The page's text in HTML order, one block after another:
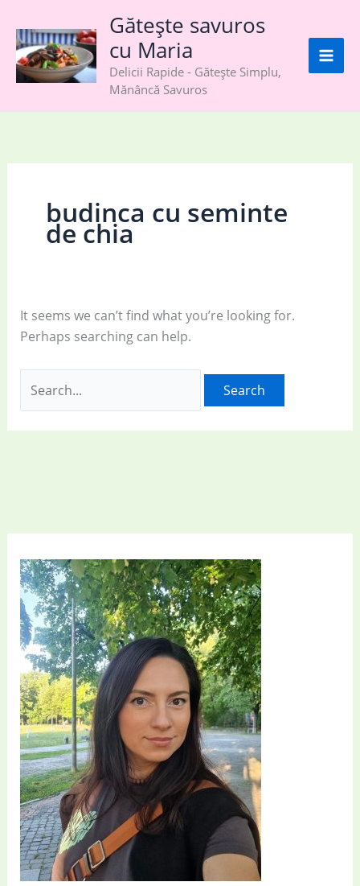
content
Gătește savuros
cu Maria
Delicii Rapide - Gătește Simplu,
Mănâncă Savuros
budinca cu seminte
de chia
It seems we can’t find what you’re looking for.
Perhaps searching can help.
for: